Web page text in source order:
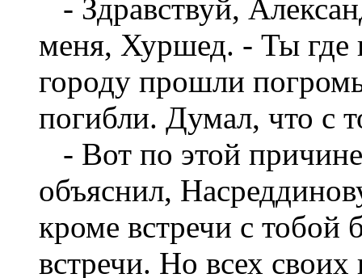
- Здравствуй,
меня, Хуршед. - Ты где
городу прошли
погибли. Думал, что с
- Вот по этой
объяснил,
кроме встречи с тобой
встречи. Но всех